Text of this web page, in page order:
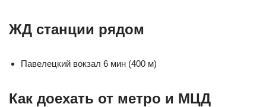
ЖД станции рядом
Павелецкий вокзал 6 мин (400 м)
Как доехать от метро и МЦД